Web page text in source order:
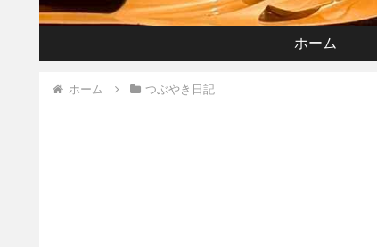
ホーム
ホーム つぶやき日記